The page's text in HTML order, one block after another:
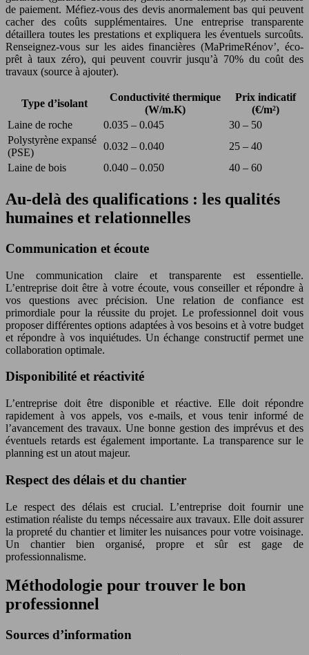
de paiement. Méfiez-vous des devis anormalement bas qui peuvent
cacher des coûts supplémentaires. Une entreprise transparente
détaillera toutes les prestations et expliquera les éventuels surcoûts.
Renseignez-vous sur les aides financières (MaPrimeRénov’, éco-
prêt à taux zéro), qui peuvent couvrir jusqu’à 70% du coût des
travaux (source à ajouter).
Type d’isolant
Conductivité thermique
(W/m.K)
Prix indicatif
(€/m²)
Laine de roche
0.035 – 0.045
30 – 50
Polystyrène expansé
(PSE)
0.032 – 0.040
25 – 40
Laine de bois
0.040 – 0.050 40 – 60
Au-delà des qualifications : les qualités
humaines et relationnelles
Communication et écoute
Une communication claire et transparente est essentielle.
L’entreprise doit être à votre écoute, vous conseiller et répondre à
vos questions avec précision. Une relation de confiance est
primordiale pour la réussite du projet. Le professionnel doit vous
proposer différentes options adaptées à vos besoins et à votre budget
et répondre à vos inquiétudes. Un échange constructif permet une
collaboration optimale.
Disponibilité et réactivité
L’entreprise doit être disponible et réactive. Elle doit répondre
rapidement à vos appels, vos e-mails, et vous tenir informé de
l’avancement des travaux. Une bonne gestion des imprévus et des
éventuels retards est également importante. La transparence sur le
planning est un atout majeur.
Respect des délais et du chantier
Le respect des délais est crucial. L’entreprise doit fournir une
estimation réaliste du temps nécessaire aux travaux. Elle doit assurer
la propreté du chantier et limiter les nuisances pour votre voisinage.
Un chantier bien organisé, propre et sûr est gage de
professionnalisme.
Méthodologie pour trouver le bon
professionnel
Sources d’information